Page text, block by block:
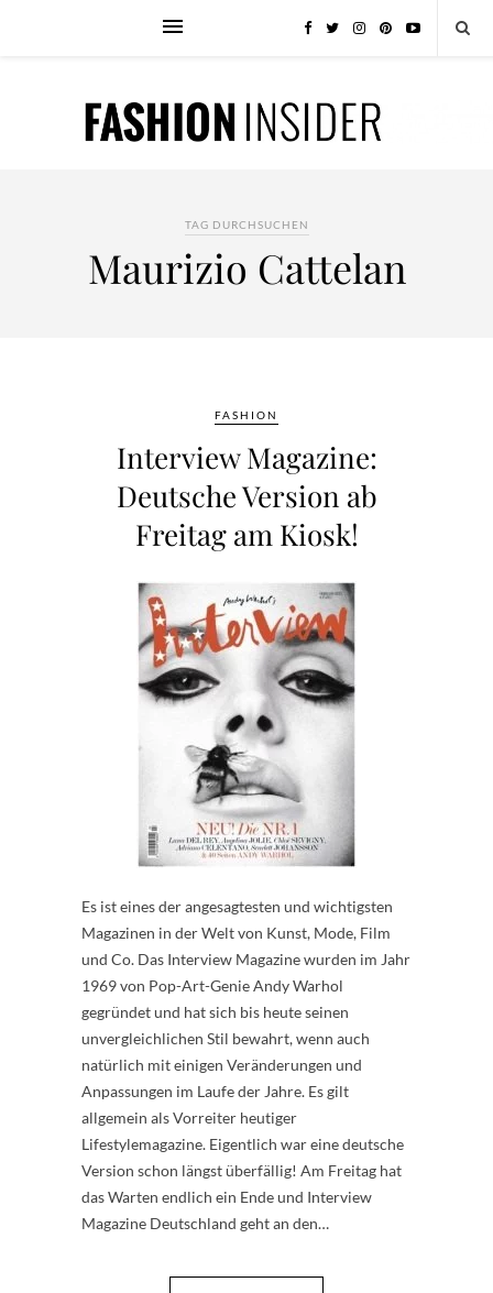
TAG DURCHSUCHEN
Maurizio Cattelan
FASHION
Interview Magazine:
Deutsche Version ab
Freitag am Kiosk!
Es ist eines der angesagtesten und wichtigsten
Magazinen in der Welt von Kunst, Mode, Film
und Co. Das Interview Magazine wurden im Jahr
1969 von Pop-Art-Genie Andy Warhol
gegründet und hat sich bis heute seinen
unvergleichlichen Stil bewahrt, wenn auch
natürlich mit einigen Veränderungen und
Anpassungen im Laufe der Jahre. Es gilt
allgemein als Vorreiter heutiger
Lifestylemagazine. Eigentlich war eine deutsche
Version schon längst überfällig! Am Freitag hat
das Warten endlich ein Ende und Interview
Magazine Deutschland geht an den…